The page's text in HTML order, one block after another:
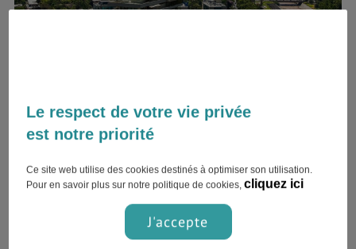
Avec un coût de la vie 35 à 50 % plus abordable,
Vous pourrez profiter de nombreuses activités sur
place : Treks, oenotourisme, musées et même
visiter l’Île de Pâques et ses géants de pierre !
Le logement reste une dépense importante dans
les grandes villes, En revanche les transports
Le respect de votre vie privée
est notre priorité
Ce site web utilise des cookies destinés à optimiser son utilisation.
Pour en savoir plus sur notre politique de cookies,cliquez ici
J'accepte